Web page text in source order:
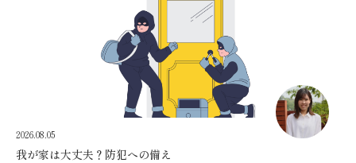
2026.08.05
我が家は大丈夫？防犯への備え